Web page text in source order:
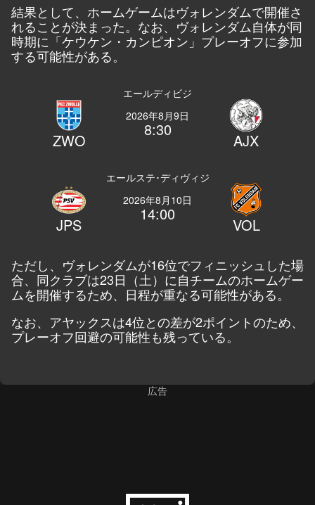
結果として、ホームゲームはヴォレンダムで開催さ
れることが決まった。なお、ヴォレンダム自体が同
時期に「ケウケン・カンピオン」プレーオフに参加
する可能性がある。
エールディビジ
ZWO
2026年8月9日
8:30
AJX
エールステ･ディヴィジ
JPS
2026年8月10日
14:00
VOL
ただし、ヴォレンダムが16位でフィニッシュした場
合、同クラブは23日（土）に自チームのホームゲー
ムを開催するため、日程が重なる可能性がある。
なお、アヤックスは4位との差が2ポイントのため、
プレーオフ回避の可能性も残っている。
広告